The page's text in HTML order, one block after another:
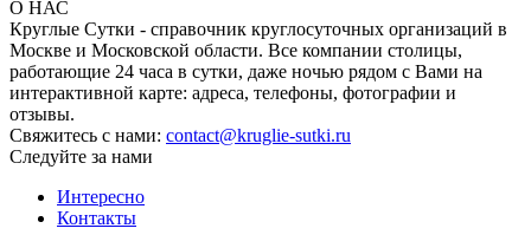
О НАС
Круглые Сутки - справочник круглосуточных организаций в
Москве и Московской области. Все компании столицы,
работающие 24 часа в сутки, даже ночью рядом с Вами на
интерактивной карте: адреса, телефоны, фотографии и
отзывы.
Свяжитесь с нами: contact@kruglie-sutki.ru
Следуйте за нами
Интересно
Контакты